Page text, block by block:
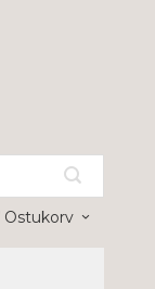
Ostukorv